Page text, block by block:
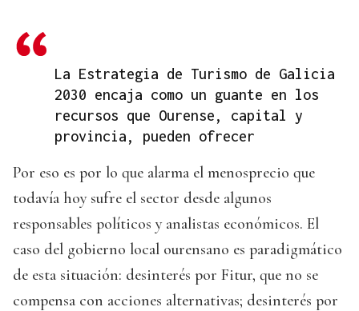
La Estrategia de Turismo de Galicia
2030 encaja como un guante en los
recursos que Ourense, capital y
provincia, pueden ofrecer
Por eso es por lo que alarma el menosprecio que
todavía hoy sufre el sector desde algunos
responsables políticos y analistas económicos. El
caso del gobierno local ourensano es paradigmático
de esta situación: desinterés por Fitur, que no se
compensa con acciones alternativas; desinterés por